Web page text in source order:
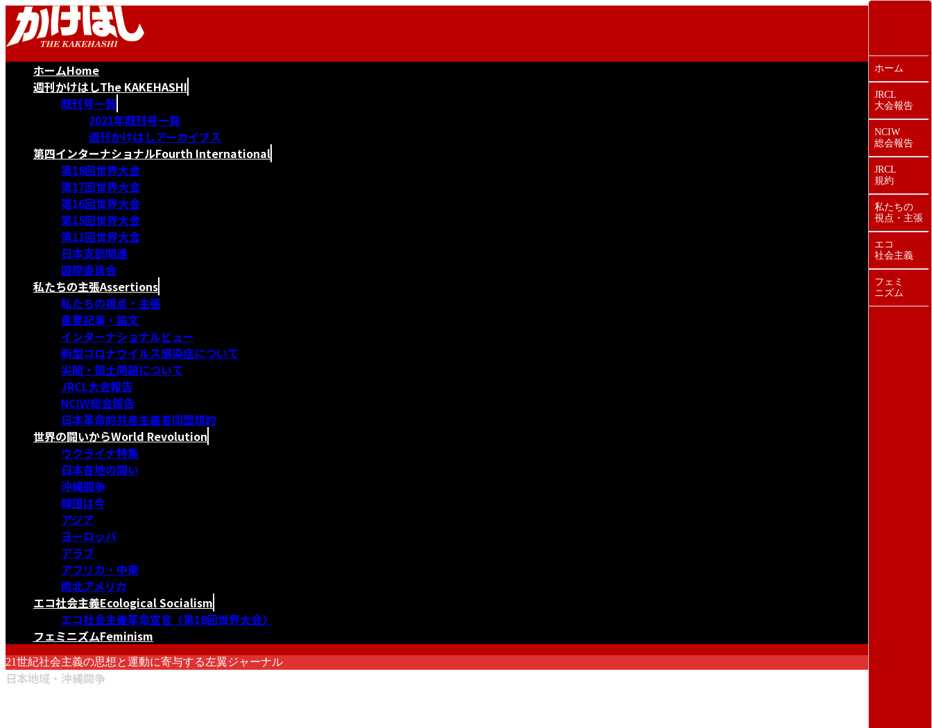
テ
ゲ
ホームHome
週刊かけはしThe KAKEHASHI
既刊号一覧
2021年既刊号一覧
週刊かけはしアーカイブス
第四インターナショナルFourth International
第18回世界大会
第17回世界大会
第16回世界大会
第15回世界大会
第11回世界大会
日本支部関連
国際委員会
私たちの主張Assertions
私たちの視点・主張
重要記事・論文
インターナショナルビュー
新型コロナウイルス感染症について
尖閣・領土問題について
JRCL大会報告
NCIW総会報告
日本革命的共産主義者同盟規約
世界の闘いからWorld Revolution
ウクライナ特集
日本各地の闘い
沖縄闘争
韓国は今
アジア
ヨーロッパ
アラブ
アフリカ・中東
南北アメリカ
エコ社会主義Ecological Socialism
エコ社会主義革命宣言〈第18回世界大会〉
フェミニズムFeminism
21世紀社会主義の思想と運動に寄与する左翼ジャーナル
日本地域・沖縄闘争
ホーム
JRCL
大会報告
NCIW
総会報告
JRCL
規約
私たちの
視点・主張
エコ
社会主義
フェミ
ニズム